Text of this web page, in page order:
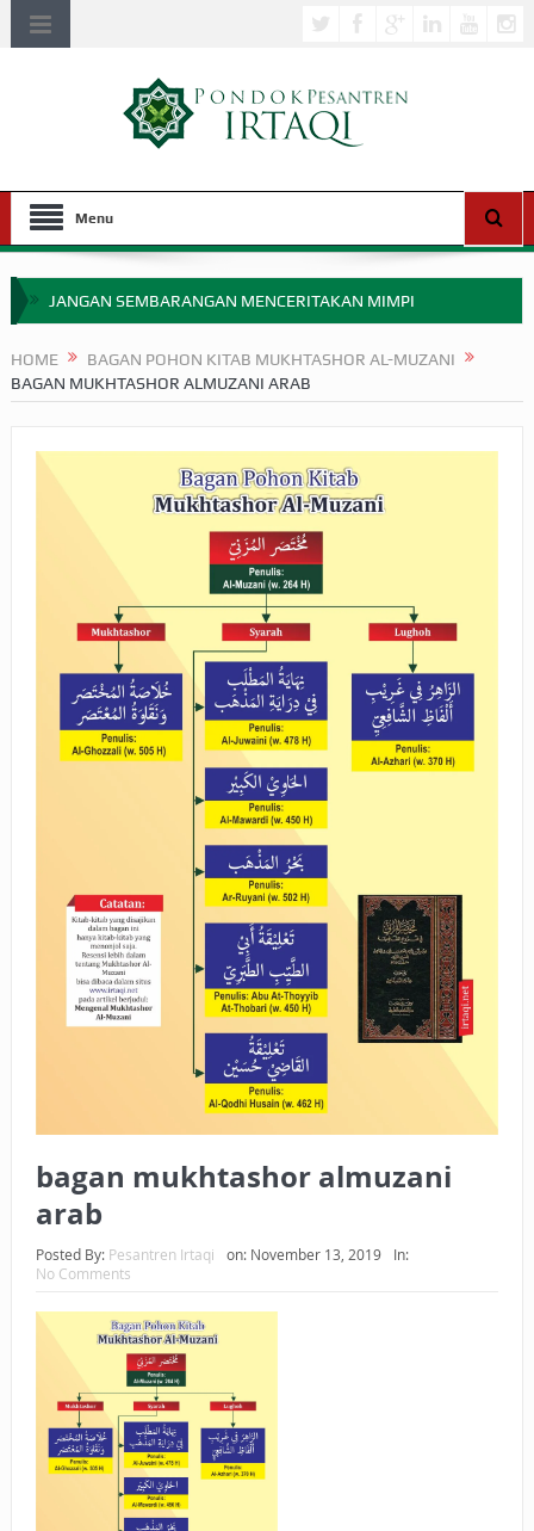
Menu
JANGAN SEMBARANGAN MENCERITAKAN MIMPI
MIMPI YANG DIABAIKAN MENJELANG PERANG BADAR
SEBELUM TIBA SAAT WAJIB?
HAKIKAT NIKMAT DI DUNIA!
BAGAIMANA CARA MEMBAYAR ZAKAT UANG?
UANG HARAM BISA MENJADI HALAL JIKA SEBAB
KEPEMILIKANNYA BERUBAH
ISTIDLAL BATIL VS ISTIDLAL SYAR’I
BAHASA CINTA KARENA ALLAH
HUKUM MEMBAYAR ZAKAT DENGAN CARA MENGANGSUR
HUKUM MEMBAYAR ZAKAT KEPADA KERABAT SENDIRI
HOME
BAGAN POHON KITAB MUKHTASHOR AL-MUZANI
BAGAN MUKHTASHOR ALMUZANI ARAB
bagan mukhtashor almuzani
arab
Posted By: Pesantren Irtaqi on: November 13, 2019
In:
No Comments